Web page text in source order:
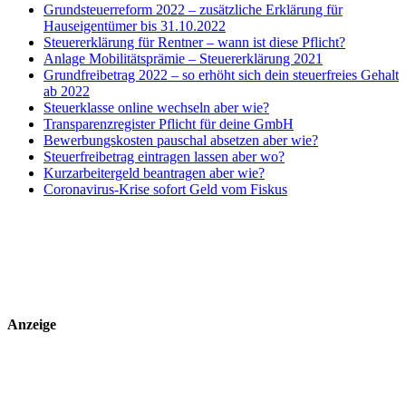
Grundsteuerreform 2022 – zusätzliche Erklärung für
Hauseigentümer bis 31.10.2022
Steuererklärung für Rentner – wann ist diese Pflicht?
Anlage Mobilitätsprämie – Steuererklärung 2021
Grundfreibetrag 2022 – so erhöht sich dein steuerfreies Gehalt
ab 2022
Steuerklasse online wechseln aber wie?
Transparenzregister Pflicht für deine GmbH
Bewerbungskosten pauschal absetzen aber wie?
Steuerfreibetrag eintragen lassen aber wo?
Kurzarbeitergeld beantragen aber wie?
Coronavirus-Krise sofort Geld vom Fiskus
Anzeige